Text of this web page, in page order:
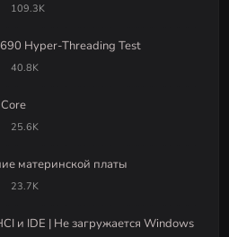
109.3K
Hyper-Threading Test
40.8K
25.6K
материнской платы
23.7K
и IDE | Не загружается Windows